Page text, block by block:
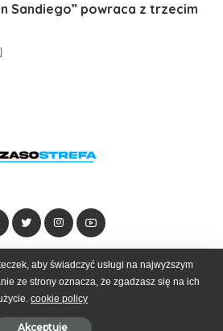
Sandiego” powraca z trzecim
Kontakt Reklama
Czasostrefa by Goobrand
aby świadczyć usługi na najwyższym
ze strony oznacza, że zgadzasz się na ich
cookie policy
Akceptuje